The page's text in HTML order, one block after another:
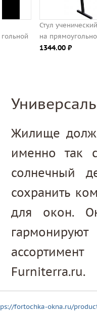
Стул ученический
на прямоугольной трубе
Жилище
именно так
солнечный
сохранить
для окон.
Furniterra.ru.
fortochka-okna.ru/